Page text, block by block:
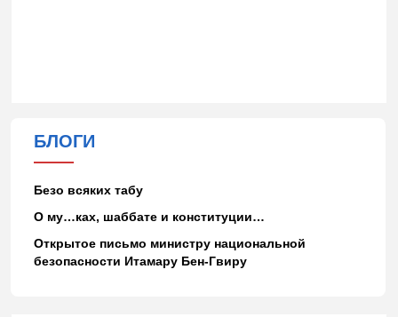
БЛОГИ
Безо всяких табу
О му…ках, шаббате и конституции…
Открытое письмо министру национальной
безопасности Итамару Бен-Гвиру